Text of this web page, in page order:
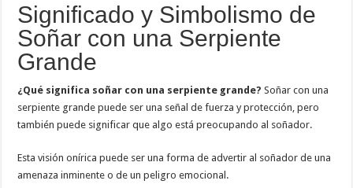
Significado y Simbolismo de
Soñar con una Serpiente
Grande
¿Qué significa soñar con una serpiente grande? Soñar con una
serpiente grande puede ser una señal de fuerza y protección, pero
también puede significar que algo está preocupando al soñador.
Esta visión onírica puede ser una forma de advertir al soñador de una
amenaza inminente o de un peligro emocional.